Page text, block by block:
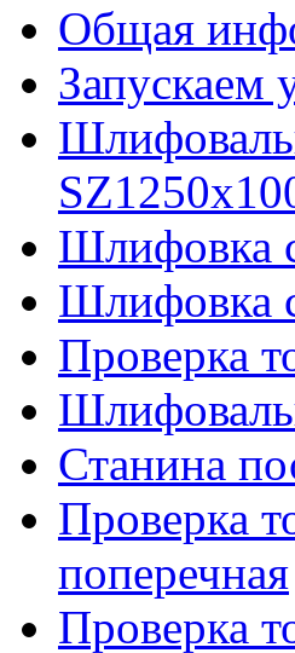
Общая
Запускаем
Шлифовка
Шлифовка
Проверка
Станина
Проверка
поперечная
Проверка